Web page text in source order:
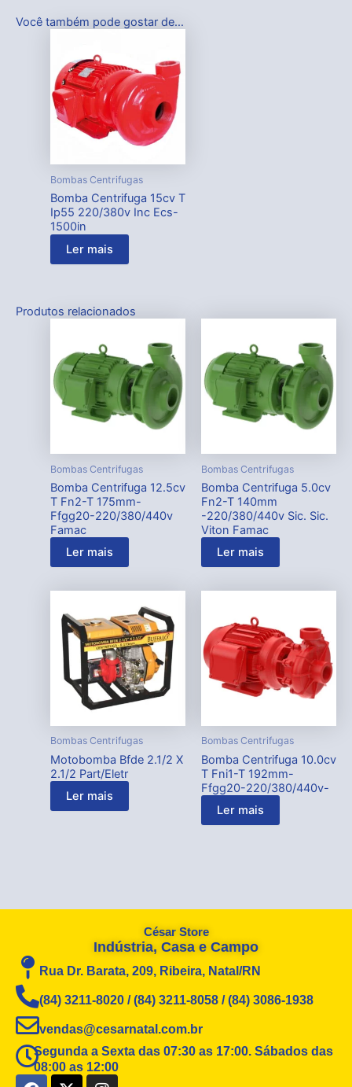
Você também pode gostar de…
Bombas Centrifugas
Bomba Centrifuga 15cv T
Ip55 220/380v Inc Ecs-
1500in
Ler mais
Produtos relacionados
Bombas Centrifugas
Bomba Centrifuga 12.5cv
T Fn2-T 175mm-
Ffgg20-220/380/440v
Famac
Ler mais
Bombas Centrifugas
Bomba Centrifuga 5.0cv
Fn2-T 140mm
-220/380/440v Sic. Sic.
Viton Famac
Ler mais
Bombas Centrifugas
Motobomba Bfde 2.1/2 X
2.1/2 Part/Eletr
Ler mais
Bombas Centrifugas
Bomba Centrifuga 10.0cv
T Fni1-T 192mm-
Ffgg20-220/380/440v-
Ler mais
César Store
Indústria, Casa e Campo
Rua Dr. Barata, 209, Ribeira, Natal/RN
(84) 3211-8020 / (84) 3211-8058 / (84) 3086-1938
vendas@cesarnatal.com.br
Segunda a Sexta das 07:30 as 17:00. Sábados das
08:00 as 12:00
F X I